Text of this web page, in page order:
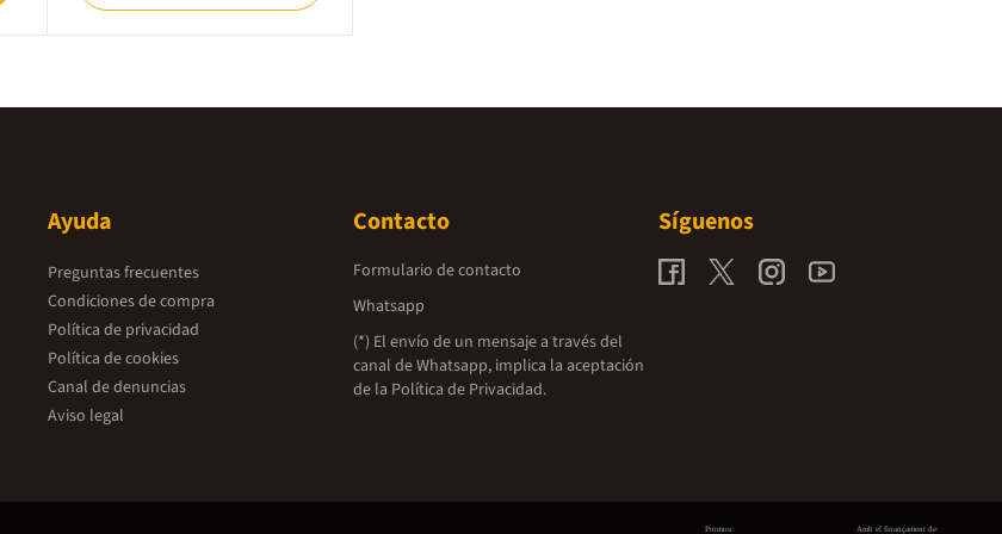
Ayuda
Preguntas frecuentes
Condiciones de compra
Política de privacidad
Política de cookies
Canal de denuncias
Aviso legal
Contacto
Formulario de contacto
Whatsapp
(*) El envío de un mensaje a través del
canal de Whatsapp, implica la aceptación
de la Política de Privacidad.
Síguenos
Promou: Amb el finançament de: